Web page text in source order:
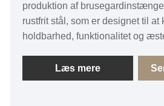
produktion af
rustfrit stål, som er designet til at
holdbarhed, funktionalitet og
brusegardinstænger i rustfrit stål:
Læs mere